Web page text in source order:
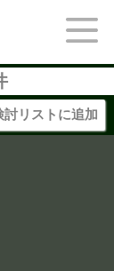
討リストに追加